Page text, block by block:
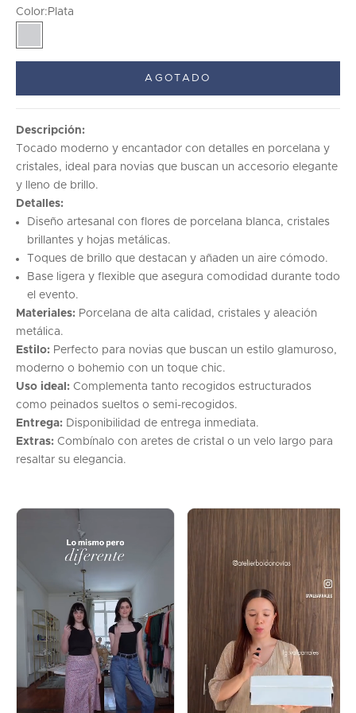
Color: Plata
AGOTADO
Descripción:
Tocado moderno y encantador con detalles en porcelana y
cristales, ideal para novias que buscan un accesorio elegante
y lleno de brillo.
Detalles:
Diseño artesanal con flores de porcelana blanca, cristales
brillantes y hojas metálicas.
Toques de brillo que destacan y añaden un aire cómodo.
Base ligera y flexible que asegura comodidad durante todo
el evento.
Materiales: Porcelana de alta calidad, cristales y aleación
metálica.
Estilo: Perfecto para novias que buscan un estilo glamuroso,
moderno o bohemio con un toque chic.
Uso ideal: Complementa tanto recogidos estructurados
como peinados sueltos o semi-recogidos.
Entrega: Disponibilidad de entrega inmediata.
Extras: Combínalo con aretes de cristal o un velo largo para
resaltar su elegancia.